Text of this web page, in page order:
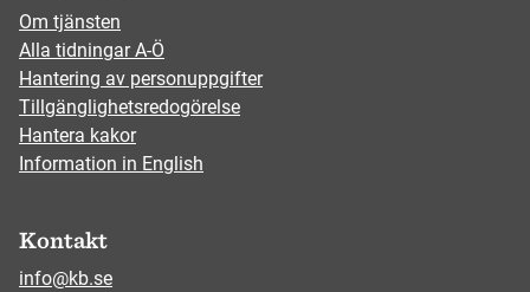
Om tjänsten
Alla tidningar A-Ö
Hantering av personuppgifter
Tillgänglighetsredogörelse
Hantera kakor
Information in English
Kontakt
info@kb.se